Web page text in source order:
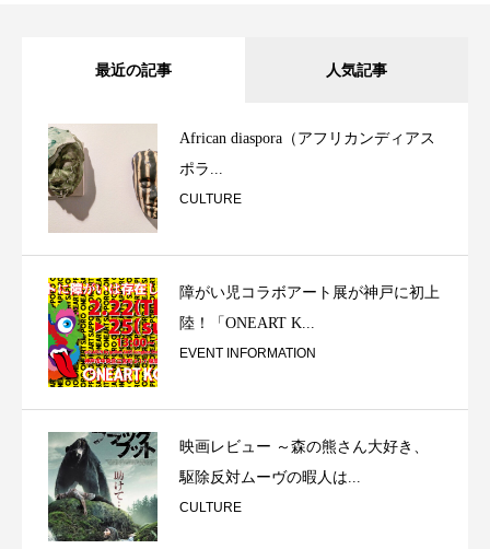
最近の記事 人気記事
African diaspora（アフリカンディアス
ポラ...
CULTURE
障がい児コラボアート展が神戸に初上
陸！「ONEART K...
EVENT INFORMATION
映画レビュー ～森の熊さん大好き、
駆除反対ムーヴの暇人は...
CULTURE